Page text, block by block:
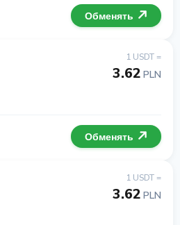
Обменять
1 USDT =
3.62 PLN
Обменять
1 USDT =
3.62 PLN